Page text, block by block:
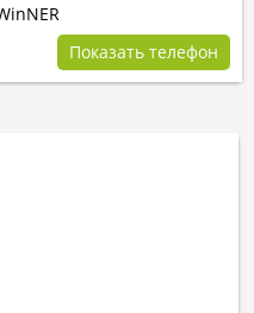
Показать телефон